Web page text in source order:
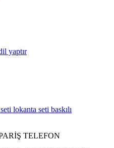
yaptır
lokanta seti baskılı
TELEFON